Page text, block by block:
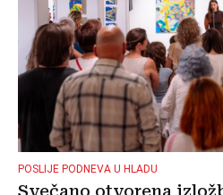
POSLIJE PODNEVA U HLADU
Svečano otvorena